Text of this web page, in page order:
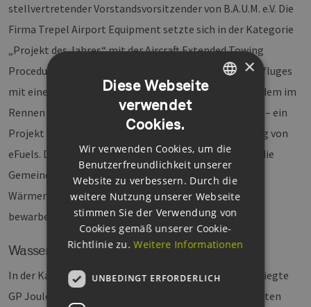
stellvertretender Vorstandsvorsitzender von B.A.U.M. e.V. Die
Firma Trepel Airport Equipment setzte sich in der Kategorie
„Projekt des Jahres“ mit der Aircraft Extended Towing
Procedure durch, einem Pushback eines Langstreckenfluges
mit einem vollelektrischen Flughafentraktors. Außerdem im
Rennen waren die Lother GmbH mit „race2 Cero2“ ein – ein
Projekt rund um einen Katalysator für die Verfeinerung von
eFuels. Die GP Joule Wärme GmbH & Co. KG hatte für die
Gemeinde Mertingen eine Großwärmepumpe für das
Wärmenetz eingereicht. Für das „Projekt des Jahres“
bewarben sich fünf Firmen.
Wasserstoffinnovation des Jahres
In der Kategorie „Wasserstoffinnovation des Jahres“ siegte
GP Joule gegen vier Mitbewerber mit einer intelli-genten
GERMAN
×
Diese Webseite
verwendet
Cookies.
Wir verwenden Cookies, um die
Benutzerfreundlichkeit unserer
Website zu verbessern. Durch die
weitere Nutzung unserer Webseite
stimmen Sie der Verwendung von
Cookies gemäß unserer Cookie-
Richtlinie zu. Weitere Informationen
UNBEDINGT ERFORDERLICH